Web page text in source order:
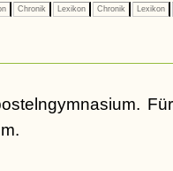
Chronik Lexikon Chronik Lexikon